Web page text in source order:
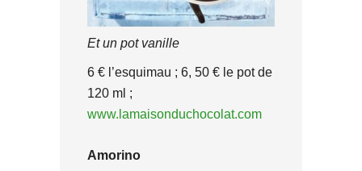
Et un pot vanille
6 € l’esquimau ; 6, 50 € le pot de
120 ml ;
www.lamaisonduchocolat.com
Amorino